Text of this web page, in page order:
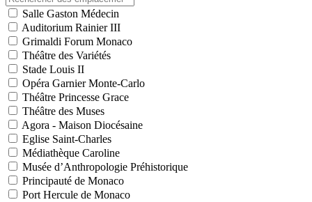
Salle Gaston Médecin
Auditorium Rainier III
Grimaldi Forum Monaco
Théâtre des Variétés
Stade Louis II
Opéra Garnier Monte-Carlo
Théâtre Princesse Grace
Théâtre des Muses
Agora - Maison Diocésaine
Eglise Saint-Charles
Médiathèque Caroline
Musée d’Anthropologie Préhistorique
Principauté de Monaco
Port Hercule de Monaco